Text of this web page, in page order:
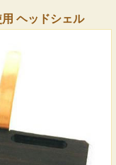
ヘッドシェル